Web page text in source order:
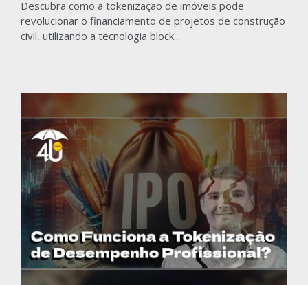
Descubra como a tokenização de imóveis pode
revolucionar o financiamento de projetos de construção
civil, utilizando a tecnologia block...